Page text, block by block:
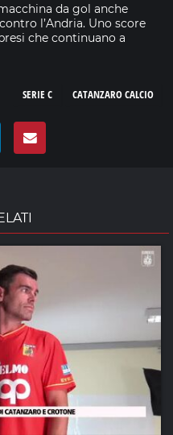
da gol anche
l’Andria. Uno score
che continuano a
CATANZARO CALCIO
SERIE C